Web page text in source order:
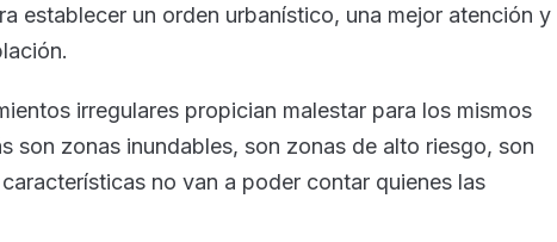
establecer un orden urbanístico, una mejor atención y
irregulares propician malestar para los mismos
son zonas inundables, son zonas de alto riesgo, son
no van a poder contar quienes las